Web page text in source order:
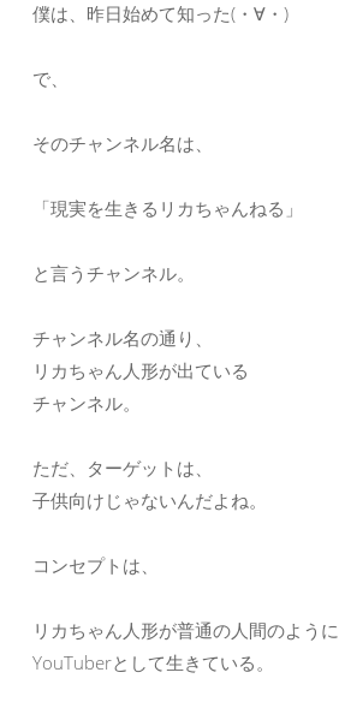
僕は、昨日始めて知った(・∀・)
で、
そのチャンネル名は、
「現実を生きるリカちゃんねる」
と言うチャンネル。
チャンネル名の通り、
リカちゃん人形が出ている
チャンネル。
ただ、ターゲットは、
子供向けじゃないんだよね。
コンセプトは、
リカちゃん人形が普通の人間のように
YouTuberとして生きている。